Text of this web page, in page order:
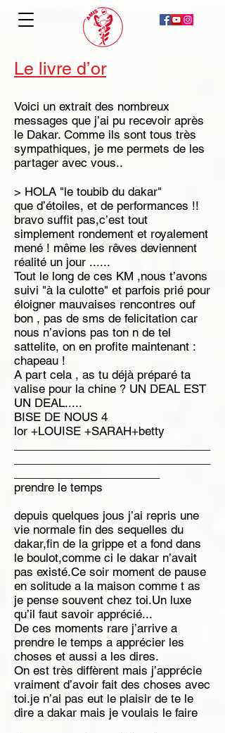
Le livre d’or
Voici un extrait des nombreux
messages que j’ai pu recevoir après
le Dakar. Comme ils sont tous très
sympathiques, je me permets de les
partager avec vous..
> HOLA "le toubib du dakar"
que d’étoiles, et de performances !!
bravo suffit pas,c’est tout
simplement rondement et royalement
mené ! même les rêves deviennent
réalité un jour ......
Tout le long de ces KM ,nous t’avons
suivi "à la culotte" et parfois prié pour
éloigner mauvaises rencontres ouf
bon , pas de sms de felicitation car
nous n’avions pas ton n de tel
sattelite, on en profite maintenant :
chapeau !
A part cela , as tu déjà préparé ta
valise pour la chine ? UN DEAL EST
UN DEAL.....
BISE DE NOUS 4
lor +LOUISE +SARAH+betty
prendre le temps
depuis quelques jous j’ai repris une
vie normale fin des sequelles du
dakar,fin de la grippe et a fond dans
le boulot,comme ci le dakar n’avait
pas existé.Ce soir moment de pause
en solitude a la maison comme t as
je pense souvent chez toi.Un luxe
qu’il faut savoir apprécié...
De ces moments rare j’arrive a
prendre le temps a apprécier les
choses et aussi a les dires.
On est très diffèrent mais j’apprécie
vraiment d’avoir fait des choses avec
toi.je n’ai pas eut le plaisir de te le
dire a dakar mais je voulais le faire